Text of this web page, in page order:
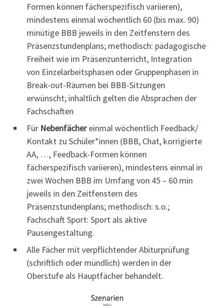
Formen können fächerspezifisch variieren),
mindestens einmal wöchentlich 60 (bis max. 90)
minütige BBB jeweils in den Zeitfenstern des
Präsenzstundenplans; methodisch: pädagogische
Freiheit wie im Präsenzunterricht, Integration
von Einzelarbeitsphasen oder Gruppenphasen in
Break-out-Räumen bei BBB-Sitzungen
erwünscht; inhaltlich gelten die Absprachen der
Fachschaften
Für Nebenfächereinmal wöchentlich Feedback/
Kontakt zu Schüler*innen (BBB, Chat, korrigierte
AA, …, Feedback-Formen können
fächerspezifisch variieren), mindestens einmal in
zwei Wochen BBB im Umfang von 45 – 60 min
jeweils in den Zeitfenstern des
Präsenzstundenplans; methodisch: s.o.;
Fachschaft Sport: Sport als aktive
Pausengestaltung.
Alle Fächer mit verpflichtender Abiturprüfung
(schriftlich oder mündlich) werden in der
Oberstufe als Hauptfächer behandelt.